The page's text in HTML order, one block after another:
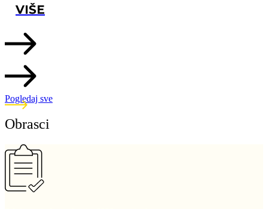
VIŠE
Pogledaj sve
Obrasci